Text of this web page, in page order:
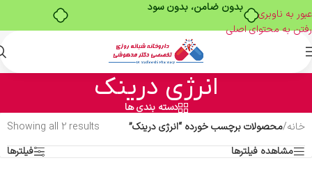
بدون ضامن، بدون سود
عبور به ناوبری
رفتن به محتوای اصلی
انرژی درینک
دسته بندی ها
خانه/محصولات برچسب خورده “انرژی درینک”
Showing all 2 results
مشاهده فیلترها
فیلترها